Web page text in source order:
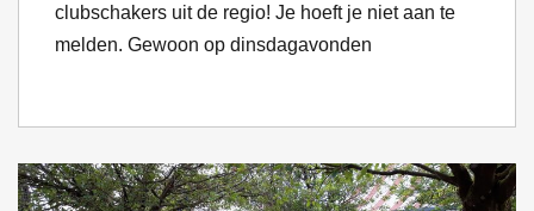
clubschakers uit de regio! Je hoeft je niet aan te
melden. Gewoon op dinsdagavonden